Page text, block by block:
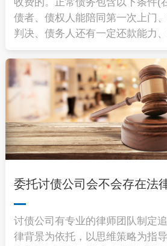
债者、债权人能陪同第一次上门
判决、债务人还有一定还款能力
委托讨债公司会不会存在法
讨债公司有专业的律师团队制定
律背景为依托，以思维策略为指